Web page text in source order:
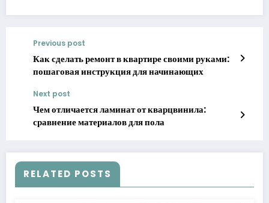
Previous post
Как сделать ремонт в квартире своими руками:
пошаговая инструкция для начинающих
Next post
Чем отличается ламинат от кварцвинила:
сравнение материалов для пола
RELATED POSTS